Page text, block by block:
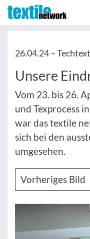
26.04.24 –
Unsere
Vom 23. bis 26.
und Texprocess
war das textile
sich bei den
umgesehen.
Vorheriges Bild